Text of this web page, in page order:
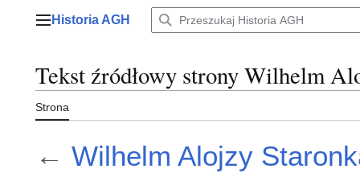
Menu główne
Historia AGH
Tekst źródłowy strony Wilhelm
Strona
← Wilhelm Alojzy